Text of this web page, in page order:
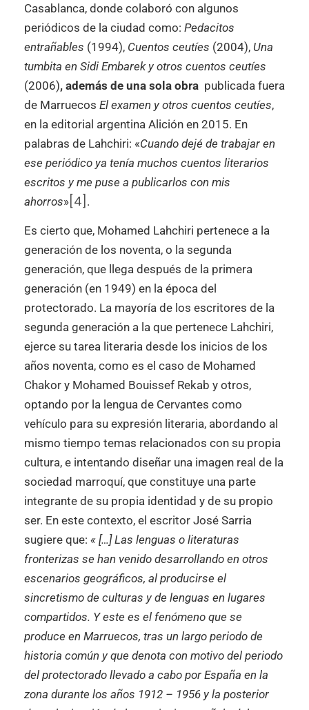
Casablanca, donde colaboró con algunos
periódicos de la ciudad como: Pedacitos
entrañables (1994), Cuentos ceutíes (2004), Una
tumbita en Sidi Embarek y otros cuentos ceutíes
(2006), además de una sola obra publicada fuera
de Marruecos El examen y otros cuentos ceutíes,
en la editorial argentina Alición en 2015. En
palabras de Lahchiri: «Cuando dejé de trabajar en
ese periódico ya tenía muchos cuentos literarios
escritos y me puse a publicarlos con mis
ahorros» [4] .
Es cierto que, Mohamed Lahchiri pertenece a la
generación de los noventa, o la segunda
generación, que llega después de la primera
generación (en 1949) en la época del
protectorado. La mayoría de los escritores de la
segunda generación a la que pertenece Lahchiri,
ejerce su tarea literaria desde los inicios de los
años noventa, como es el caso de Mohamed
Chakor y Mohamed Bouissef Rekab y otros,
optando por la lengua de Cervantes como
vehículo para su expresión literaria, abordando al
mismo tiempo temas relacionados con su propia
cultura, e intentando diseñar una imagen real de la
sociedad marroquí, que constituye una parte
integrante de su propia identidad y de su propio
ser. En este contexto, el escritor José Sarria
sugiere que: « […] Las lenguas o literaturas
fronterizas se han venido desarrollando en otros
escenarios geográficos, al producirse el
sincretismo de culturas y de lenguas en lugares
compartidos. Y este es el fenómeno que se
produce en Marruecos, tras un largo periodo de
historia común y que denota con motivo del periodo
del protectorado llevado a cabo por España en la
zona durante los años 1912 – 1956 y la posterior